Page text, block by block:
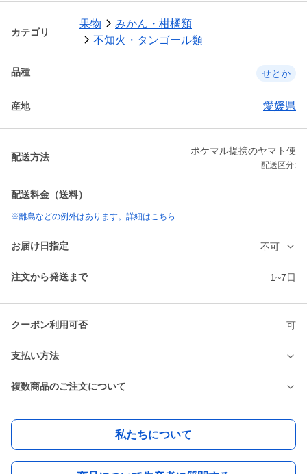
カテゴリ
果物
みかん・柑橘類
不知火・タンゴール類
品種 せとか
産地 愛媛県
配送方法
ポケマル提携のヤマト便
配送区分:
配送料金（送料）
※離島などの例外はあります。詳細はこちら
お届け日指定 不可
注文から発送まで 1~7日
クーポン利用可否 可
支払い方法
複数商品のご注文について
私たちについて